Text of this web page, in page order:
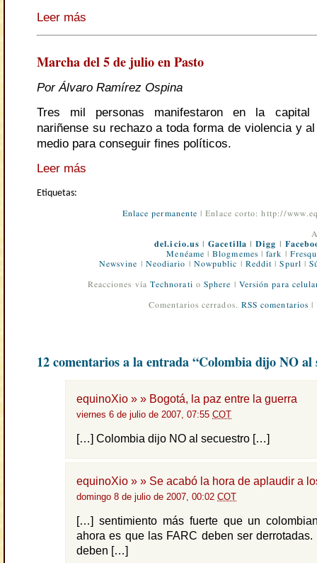
Leer más
Marcha del 5 de julio en Pasto
Por Álvaro Ramírez Ospina
Tres mil personas manifestaron en la capital
nariñense su rechazo a toda forma de violencia y
medio para conseguir fines políticos.
Leer más
Etiquetas:
Enlace permanente | Enlace corto: http://
del.icio.us |Gacetilla |Digg |
Menéame |Blogmemes |fark |
Newsvine | Neodiario | Nowpublic | Reddit |Spurl |
Reacciones vía Technorati o Sphere | Versión para
Comentarios cerrados. RSS comentarios |
12 comentarios a la entrada “Colombia dijo NO al
equinoXio » » Bogotá, la paz entre la guerra
viernes 6 de julio de 2007, 07:55 COT
[…] Colombia dijo NO al secuestro […]
equinoXio » » Se acabó la hora de aplaudir a
domingo 8 de julio de 2007, 00:02 COT
[…] sentimiento más fuerte que un
ahora es que las FARC deben ser derrotadas.
deben […]